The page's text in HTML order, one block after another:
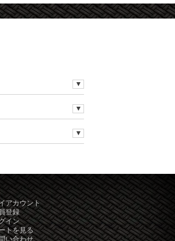
アカウント
登録
イン
トを見る
い合わせ